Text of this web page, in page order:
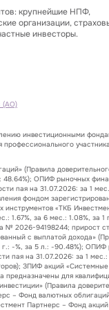
крупнейшие НПФ,
организации,
инвесторы.
(АО)
инвестиционными
(Правила
48.64%); ОПИФ рыночных
пая на 31.07.2026: за 1
фондом
инструментов «ТКБ
1.67%, за 6 мес.: 1.08%,
2026-94198244; прирост
с выплатой дохода»
-%, за 5 л.: -90.48%);
пая на 31.07.2026: за 1
ЗПИФ акций
для
(Правила
– Фонд валютных
Партнерс – Фонд